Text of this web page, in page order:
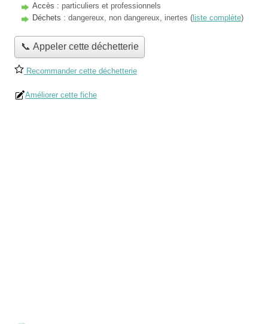
Accès : particuliers et professionnels
Déchets : dangereux, non dangereux, inertes ( liste complète)
📞 Appeler cette déchetterie
Recommander cette déchetterie
Améliorer cette fiche